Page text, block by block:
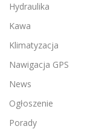
Hydraulika
Kawa
Klimatyzacja
Nawigacja GPS
News
Ogłoszenie
Porady